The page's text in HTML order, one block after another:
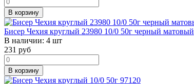
В корзину
Бисер Чехия круглый 23980 10/0 50г черный матовый
В наличии: 4 шт
231 руб
В корзину